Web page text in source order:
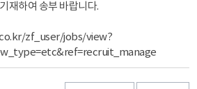
재하여 송부 바랍니다.
zf_user/jobs/view?